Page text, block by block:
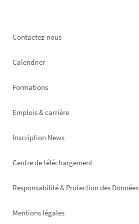
Footer
Contactez-nous
Calendrier
Formations
Emplois & carrière
Inscription News
Footer
Centre de téléchargement
Responsabilité & Protection des Données
Mentions légales